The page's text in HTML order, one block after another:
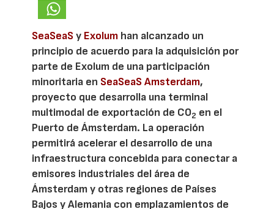
SeaSeaSy Exolum han alcanzado un
principio de acuerdo para la adquisición por
parte de Exolum de una participación
minoritaria en SeaSeaS Amsterdam,
proyecto que desarrolla una terminal
multimodal de exportación de CO2 en el
Puerto de Ámsterdam. La operación
permitirá acelerar el desarrollo de una
infraestructura concebida para conectar a
emisores industriales del área de
Ámsterdam y otras regiones de Países
Bajos y Alemania con emplazamientos de